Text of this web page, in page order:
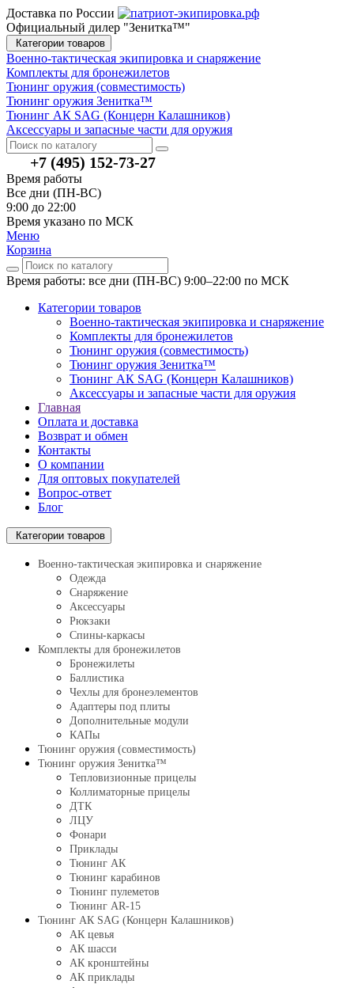
Доставка по России
Официальный дилер "Зенитка™"
Категории товаров
Военно-тактическая экипировка и снаряжение
Комплекты для бронежилетов
Тюнинг оружия (совместимость)
Тюнинг оружия Зенитка™
Тюнинг АК SAG (Концерн Калашников)
Аксессуары и запасные части для оружия
+7 (495) 152-73-27
Время работы
Все дни (ПН-ВС)
9:00 до 22:00
Время указано по МСК
Меню
Корзина
Время работы: все дни (ПН-ВС) 9:00–22:00 по МСК
Категории товаров
Военно-тактическая экипировка и снаряжение
Комплекты для бронежилетов
Тюнинг оружия (совместимость)
Тюнинг оружия Зенитка™
Тюнинг АК SAG (Концерн Калашников)
Аксессуары и запасные части для оружия
Главная
Оплата и доставка
Возврат и обмен
Контакты
О компании
Для оптовых покупателей
Вопрос-ответ
Блог
Категории товаров
Военно-тактическая экипировка и снаряжение
Одежда
Снаряжение
Аксессуары
Рюкзаки
Спины-каркасы
Комплекты для бронежилетов
Бронежилеты
Баллистика
Чехлы для бронеэлементов
Адаптеры под плиты
Дополнительные модули
КАПы
Тюнинг оружия (совместимость)
Тюнинг оружия Зенитка™
Тепловизионные прицелы
Коллиматорные прицелы
ДТК
ЛЦУ
Фонари
Приклады
Тюнинг АК
Тюнинг карабинов
Тюнинг пулеметов
Тюнинг AR-15
Тюнинг АК SAG (Концерн Калашников)
АК цевья
АК шасси
АК кронштейны
АК приклады